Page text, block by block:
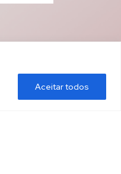
Aceitar todos